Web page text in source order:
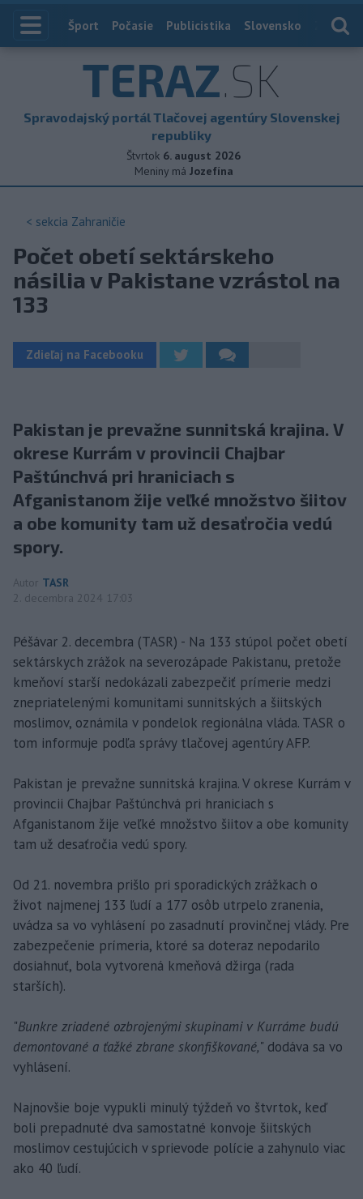
Index
Šport Počasie Publicistika Slovensko
TERAZ.SK
Spravodajský portál Tlačovej agentúry Slovenskej
republiky
Štvrtok 6. august 2026
Meniny má Jozefína
< sekcia Zahraničie
Počet obetí sektárskeho
násilia v Pakistane vzrástol na
133
Zdieľaj na Facebooku
Pakistan je prevažne sunnitská krajina. V
okrese Kurrám v provincii Chajbar
Paštúnchvá pri hraniciach s
Afganistanom žije veľké množstvo šiitov
a obe komunity tam už desaťročia vedú
spory.
Autor TASR
2. decembra 2024 17:03
Péšávar 2. decembra (TASR) - Na 133 stúpol počet obetí
sektárskych zrážok na severozápade Pakistanu, pretože
kmeňoví starší nedokázali zabezpečiť prímerie medzi
znepriatelenými komunitami sunnitských a šiitských
moslimov, oznámila v pondelok regionálna vláda. TASR o
tom informuje podľa správy tlačovej agentúry AFP.
Pakistan je prevažne sunnitská krajina. V okrese Kurrám v
provincii Chajbar Paštúnchvá pri hraniciach s
Afganistanom žije veľké množstvo šiitov a obe komunity
tam už desaťročia vedú spory.
Od 21. novembra prišlo pri sporadických zrážkach o
život najmenej 133 ľudí a 177 osôb utrpelo zranenia,
uvádza sa vo vyhlásení po zasadnutí provinčnej vlády. Pre
zabezpečenie prímeria, ktoré sa doteraz nepodarilo
dosiahnuť, bola vytvorená kmeňová džirga (rada
starších).
"Bunkre zriadené ozbrojenými skupinami v Kurráme budú
demontované a ťažké zbrane skonfiškované," dodáva sa vo
vyhlásení.
Najnovšie boje vypukli minulý týždeň vo štvrtok, keď
boli prepadnuté dva samostatné konvoje šiitských
moslimov cestujúcich v sprievode polície a zahynulo viac
ako 40 ľudí.